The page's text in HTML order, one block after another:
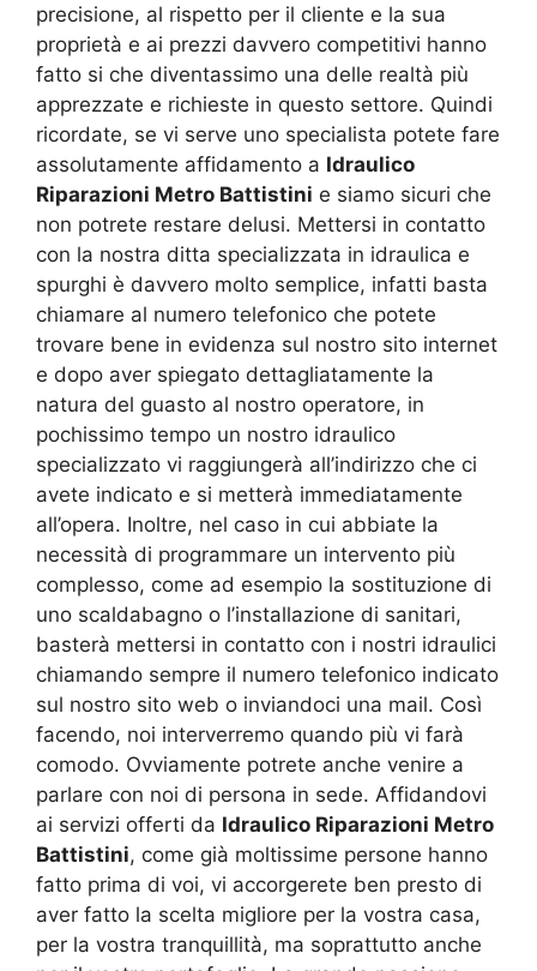
precisione, al rispetto per il cliente e la sua
proprietà e ai prezzi davvero competitivi hanno
fatto si che diventassimo una delle realtà più
apprezzate e richieste in questo settore. Quindi
ricordate, se vi serve uno specialista potete fare
assolutamente affidamento a Idraulico
Riparazioni Metro Battistini e siamo sicuri che
non potrete restare delusi. Mettersi in contatto
con la nostra ditta specializzata in idraulica e
spurghi è davvero molto semplice, infatti basta
chiamare al numero telefonico che potete
trovare bene in evidenza sul nostro sito internet
e dopo aver spiegato dettagliatamente la
natura del guasto al nostro operatore, in
pochissimo tempo un nostro idraulico
specializzato vi raggiungerà all’indirizzo che ci
avete indicato e si metterà immediatamente
all’opera. Inoltre, nel caso in cui abbiate la
necessità di programmare un intervento più
complesso, come ad esempio la sostituzione di
uno scaldabagno o l’installazione di sanitari,
basterà mettersi in contatto con i nostri idraulici
chiamando sempre il numero telefonico indicato
sul nostro sito web o inviandoci una mail. Così
facendo, noi interverremo quando più vi farà
comodo. Ovviamente potrete anche venire a
parlare con noi di persona in sede. Affidandovi
ai servizi offerti da Idraulico Riparazioni Metro
Battistini, come già moltissime persone hanno
fatto prima di voi, vi accorgerete ben presto di
aver fatto la scelta migliore per la vostra casa,
per la vostra tranquillità, ma soprattutto anche